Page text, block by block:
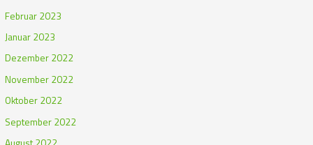
Februar 2023
Januar 2023
Dezember 2022
November 2022
Oktober 2022
September 2022